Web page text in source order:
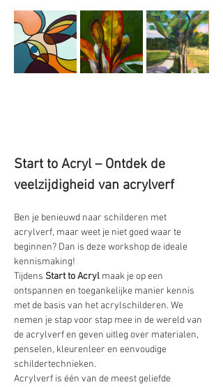
Start to Acryl – Ontdek de
veelzijdigheid van acrylverf
Ben je benieuwd naar schilderen met
acrylverf, maar weet je niet goed waar te
beginnen? Dan is deze workshop de ideale
kennismaking!
Tijdens Start to Acryl maak je op een
ontspannen en toegankelijke manier kennis
met de basis van het acrylschilderen. We
nemen je stap voor stap mee in de wereld van
de acrylverf en geven uitleg over materialen,
penselen, kleurenleer en eenvoudige
schildertechnieken.
Acrylverf is één van de meest geliefde